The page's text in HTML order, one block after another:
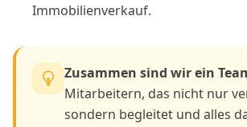
Immobilienverkauf.
Zusammen sind wir ein
Mitarbeitern, das nicht nur
sondern begleitet und alles